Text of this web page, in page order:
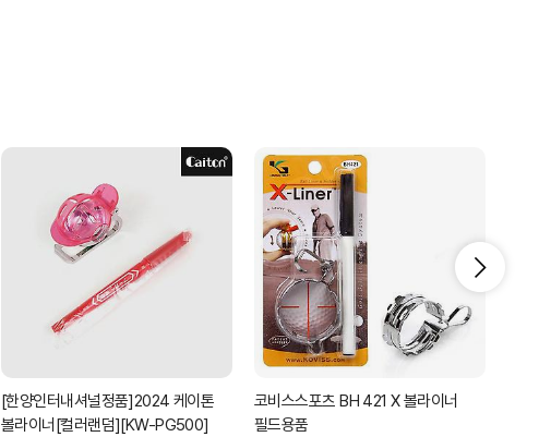
[한양인터내셔널정품]2024 케이톤
볼라이너[컬러랜덤][KW-PG500]
코비스스포츠 BH 421 X 볼라이너
필드용품